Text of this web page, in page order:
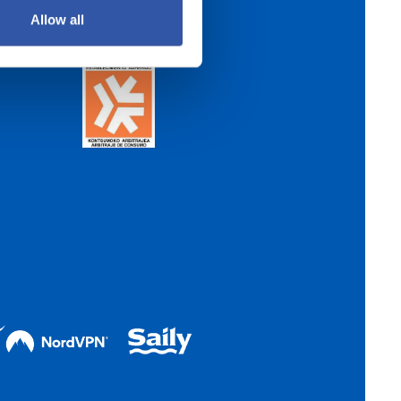
Allow all